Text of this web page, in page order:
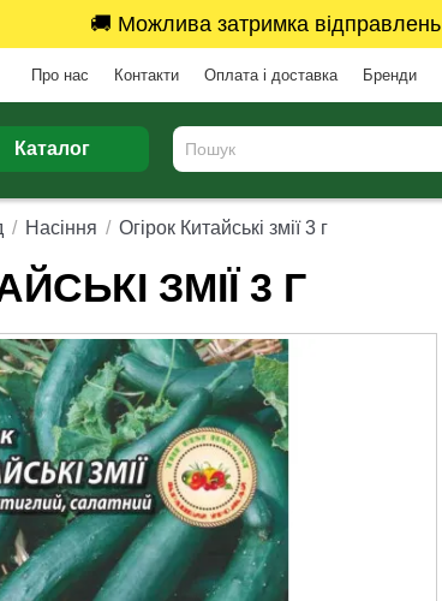
🚚 Можлива затримка відправлень
Про нас Контакти Оплата і доставка Бренди
Каталог
Насіння Огірок Китайські змії 3 г
ЗМІЇ 3 Г